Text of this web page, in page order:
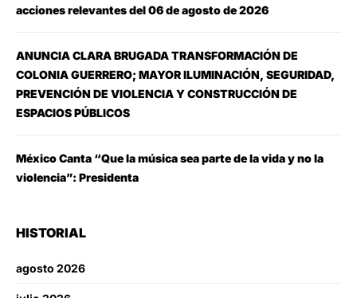
acciones relevantes del 06 de agosto de 2026
ANUNCIA CLARA BRUGADA TRANSFORMACIÓN DE
COLONIA GUERRERO; MAYOR ILUMINACIÓN, SEGURIDAD,
PREVENCIÓN DE VIOLENCIA Y CONSTRUCCIÓN DE
ESPACIOS PÚBLICOS
México Canta “Que la música sea parte de la vida y no la
violencia”: Presidenta
HISTORIAL
agosto 2026